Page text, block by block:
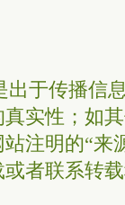
于传播信
实性；如
注明的“来
者联系转